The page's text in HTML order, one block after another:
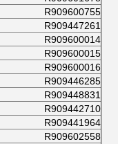
R909600755
R909447261
R909600014
R909600015
R909600016
R909446285
R909448831
R909442710
R909441964
R909602558